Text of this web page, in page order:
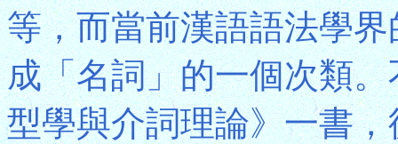
等，而當前漢語語法學
成「名詞」的一個次類
型學與介詞理論》一書